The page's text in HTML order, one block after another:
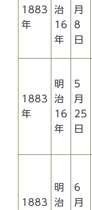
1883
年
治
16
年
月
8
日
1883
年
明
治
16
年
5
月
25
日
1883
明
治
6
月